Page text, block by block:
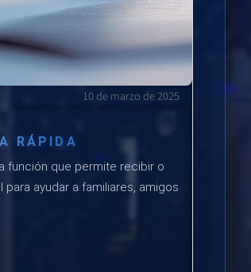
10 de marzo de 2025
RÁPIDA
función que permite recibir o
ayudar a familiares, amigos